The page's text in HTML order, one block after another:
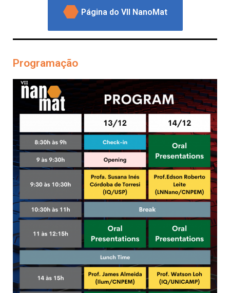
Página do VII NanoMat
Programação